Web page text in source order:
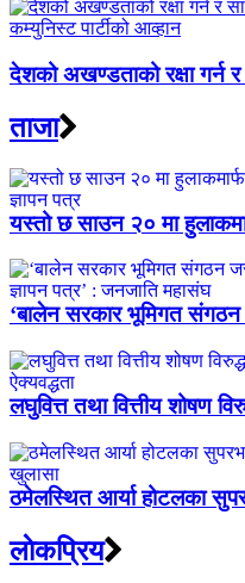
देशको अखण्डताको रक्षा गर्न र
ताजा
यस्तो छ साउन २० मा
‘बालेन सरकार भूमिगत
लघुवित्त तथा वित्तीय शोषण
ठमेलस्थित आर्या होटलका
लाेकप्रिय